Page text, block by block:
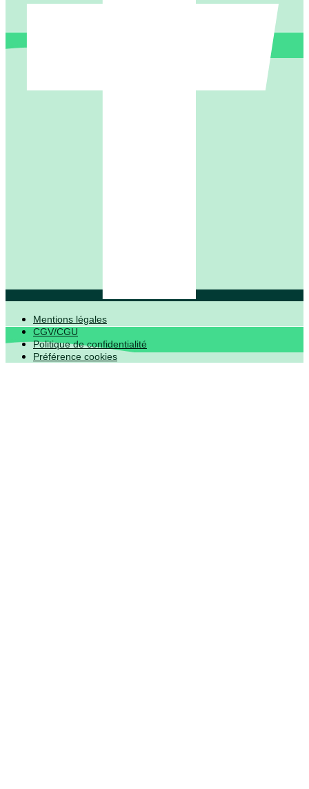
Mentions légales
CGV/CGU
Politique de confidentialité
Préférence cookies